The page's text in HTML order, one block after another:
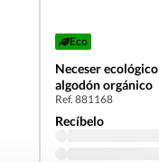
Eco
Neceser
algodón orgánico
Ref. 881168
Recíbelo